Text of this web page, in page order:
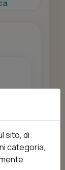
sito, di
categoria,